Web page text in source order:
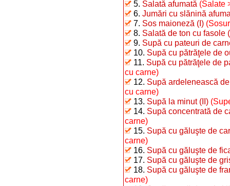
5. Salată afumată (Salate
6. Jumări cu slănină
7. Sos maioneză (I)
8. Salată de ton cu fasole
9. Supă cu pateuri de
10. Supă cu pătrăţele de
11. Supă cu pătrăţele de
cu carne)
12. Supă ardelenească
cu carne)
13. Supă la minut (II)
14. Supă concentrată de
carne)
15. Supă cu găluşte de
carne)
16. Supă cu găluşte de
17. Supă cu găluşte de
18. Supă cu găluşte de
carne)